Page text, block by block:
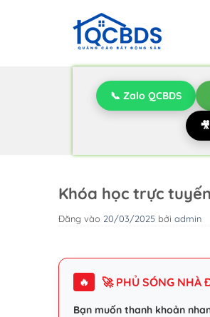
📞 Zalo QCBDS
Khóa học trực
Đăng vào 20/03/2025 bởi admin
🔥 🚀 PHỦ SÓNG NHÀ
Bạn muốn thanh khoản